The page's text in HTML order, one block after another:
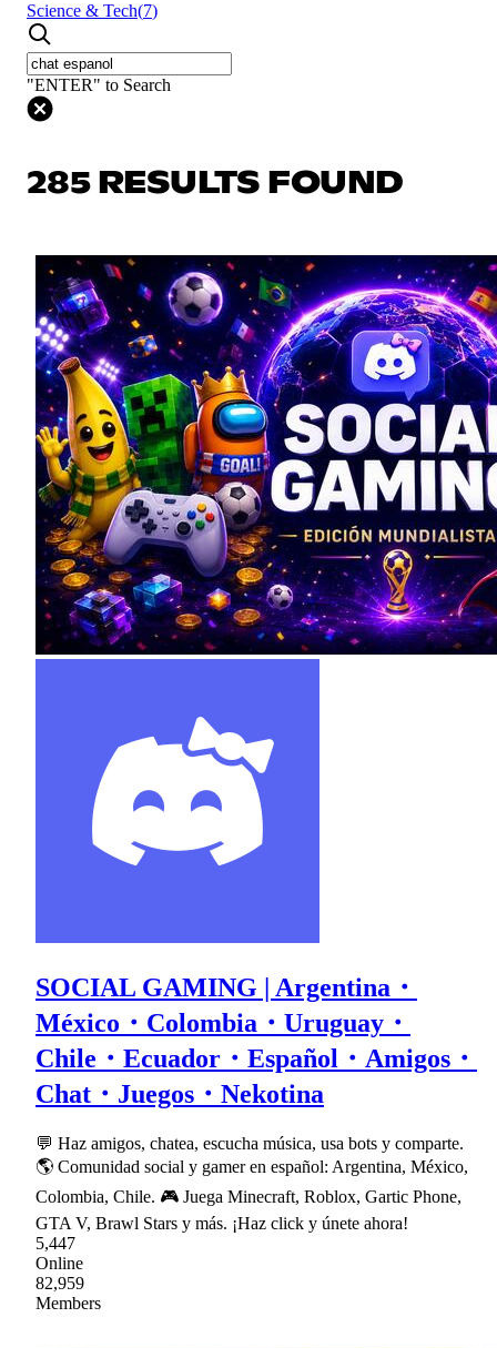
Science & Tech(7)
"ENTER" to Search
285 RESULTS FOUND
SOCIAL GAMING | Argentina・
México・Colombia・Uruguay・
Chile・Ecuador・Español・Amigos・
Chat・Juegos・Nekotina
💬 Haz amigos, chatea, escucha música, usa bots y comparte.
🌎 Comunidad social y gamer en español: Argentina, México,
Colombia, Chile. 🎮 Juega Minecraft, Roblox, Gartic Phone,
GTA V, Brawl Stars y más. ¡Haz click y únete ahora!
5,447
Online
82,959
Members